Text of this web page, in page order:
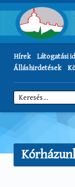
Hírek
Látogatási
Álláshirdetések
Keresés: